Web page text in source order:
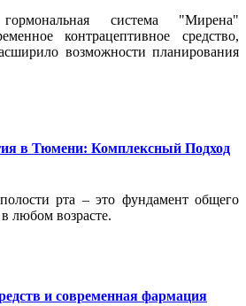
гормональная система "Мирена"
контрацептивное средство,
возможности планирования
в Тюмени: Комплексный Подход
рта – это фундамент общего
любом возрасте.
и современная фармация